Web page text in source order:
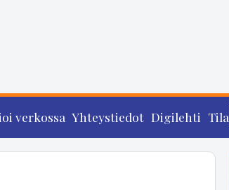
verkossa Yhteystiedot Digilehti Tilaa